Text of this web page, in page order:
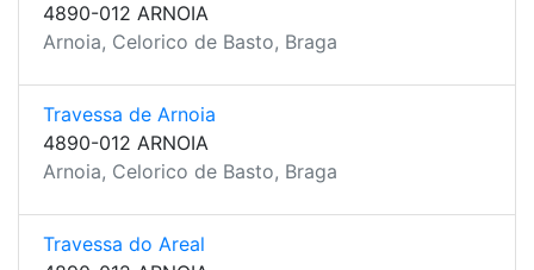
4890-012 ARNOIA
Arnoia, Celorico de Basto, Braga
Travessa de Arnoia
4890-012 ARNOIA
Arnoia, Celorico de Basto, Braga
Travessa do Areal